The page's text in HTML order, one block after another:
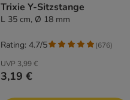
Trixie Y-Sitzstange
L 35 cm, Ø 18 mm
UVP 3,99 €
3,19 €
Rating: 4.7/5 (676)